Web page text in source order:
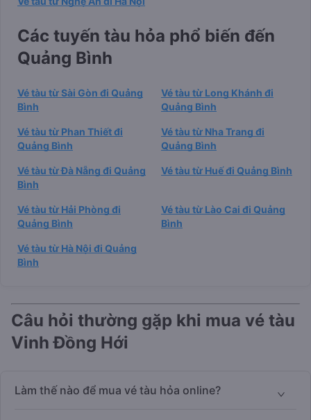
Các tuyến tàu hỏa phổ biến đến
Quảng Bình
Vé tàu từ Sài Gòn đi Quảng
Bình
Vé tàu từ Long Khánh đi
Quảng Bình
Vé tàu từ Phan Thiết đi
Quảng Bình
Vé tàu từ Nha Trang đi
Quảng Bình
Vé tàu từ Đà Nẵng đi Quảng
Bình
Vé tàu từ Huế đi Quảng Bình
Vé tàu từ Hải Phòng đi
Quảng Bình
Vé tàu từ Lào Cai đi Quảng
Bình
Vé tàu từ Hà Nội đi Quảng
Bình
Câu hỏi thường gặp khi mua vé tàu
Vinh Đồng Hới
Làm thế nào để mua vé tàu hỏa online?